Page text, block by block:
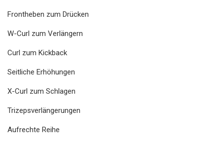
Frontheben zum Drücken
W-Curl zum Verlängern
Curl zum Kickback
Seitliche Erhöhungen
X-Curl zum Schlagen
Trizepsverlängerungen
Aufrechte Reihe